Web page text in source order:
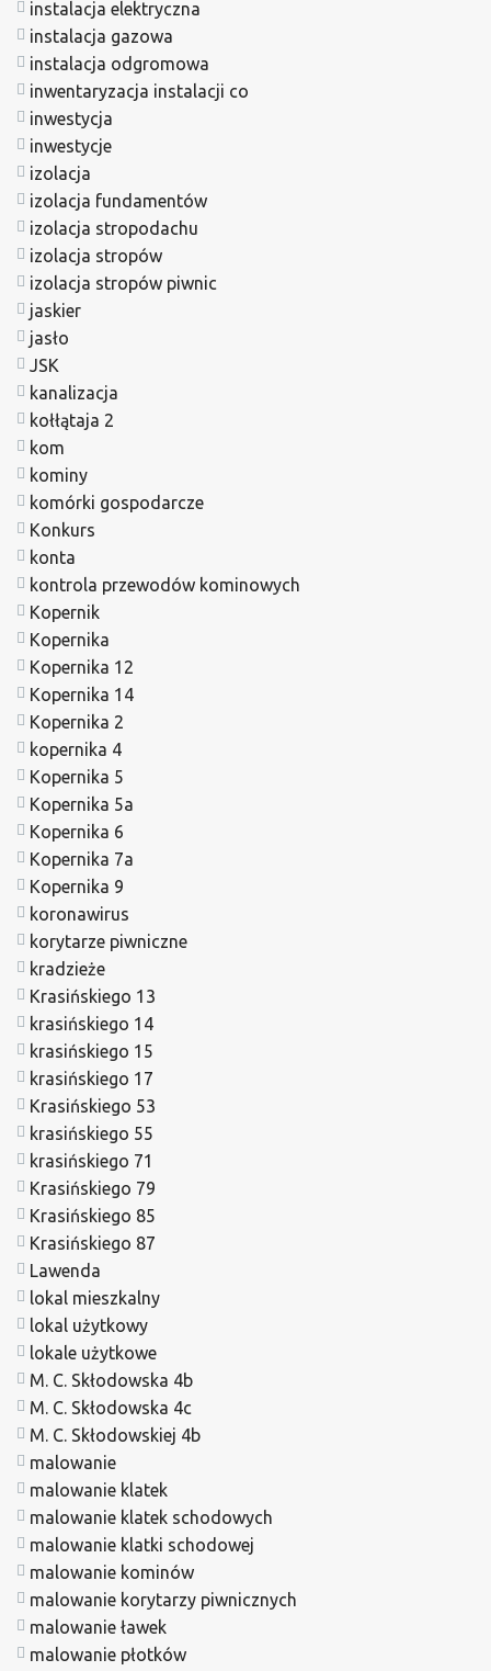
instalacja elektryczna
instalacja gazowa
instalacja odgromowa
inwentaryzacja instalacji co
inwestycja
inwestycje
izolacja
izolacja fundamentów
izolacja stropodachu
izolacja stropów
izolacja stropów piwnic
jaskier
jasło
JSK
kanalizacja
kołłątaja 2
kom
kominy
komórki gospodarcze
Konkurs
konta
kontrola przewodów kominowych
Kopernik
Kopernika
Kopernika 12
Kopernika 14
Kopernika 2
kopernika 4
Kopernika 5
Kopernika 5a
Kopernika 6
Kopernika 7a
Kopernika 9
koronawirus
korytarze piwniczne
kradzieże
Krasińskiego 13
krasińskiego 14
krasińskiego 15
krasińskiego 17
Krasińskiego 53
krasińskiego 55
krasińskiego 71
Krasińskiego 79
Krasińskiego 85
Krasińskiego 87
Lawenda
lokal mieszkalny
lokal użytkowy
lokale użytkowe
M. C. Skłodowska 4b
M. C. Skłodowska 4c
M. C. Skłodowskiej 4b
malowanie
malowanie klatek
malowanie klatek schodowych
malowanie klatki schodowej
malowanie kominów
malowanie korytarzy piwnicznych
malowanie ławek
malowanie płotków